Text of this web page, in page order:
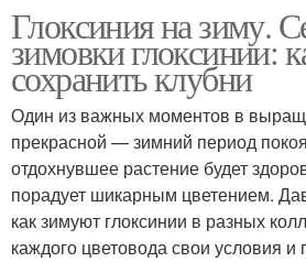
Глоксиния на зиму.
зимовки глоксинии:
сохранить клубни
Один из важных моментов в
прекрасной — зимний период
отдохнувшее растение будет
порадует шикарным цветением.
как зимуют глоксинии в разных
каждого цветовода свои условия и